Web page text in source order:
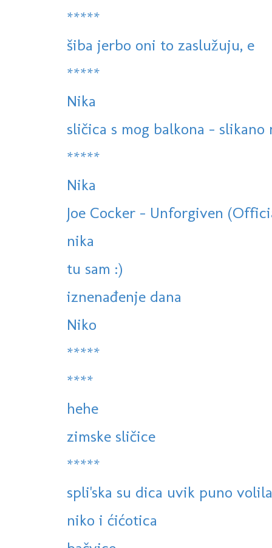
*****
šiba jerbo oni to zaslužuju, e
*****
Nika
sličica s mog balkona - slikano
*****
Nika
Joe Cocker - Unforgiven
nika
tu sam :)
iznenađenje dana
Niko
*****
****
hehe
zimske sličice
*****
spli'ska su dica uvik puno
niko i ćićotica